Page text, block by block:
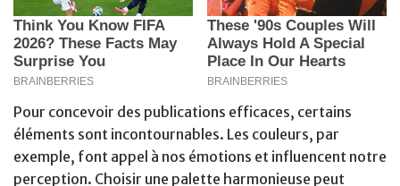
Pour concevoir des publications efficaces, certains
éléments sont incontournables. Les couleurs, par
exemple, font appel à nos émotions et influencent notre
perception. Choisir une palette harmonieuse peut